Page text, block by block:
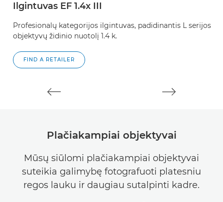
Ilgintuvas EF 1.4x III
Profesionalų kategorijos ilgintuvas, padidinantis L serijos
objektyvų židinio nuotolį 1.4 k.
FIND A RETAILER
Plačiakampiai objektyvai
Mūsų siūlomi plačiakampiai objektyvai
suteikia galimybę fotografuoti platesniu
regos lauku ir daugiau sutalpinti kadre.